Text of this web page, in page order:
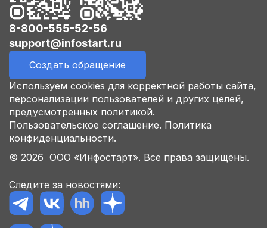
8-800-555-52-56
support@infostart.ru
Создать обращение
Используем cookies для корректной работы сайта,
персонализации пользователей и других целей,
предусмотренных политикой.
Пользовательское соглашение. Политика
конфиденциальности.
© 2026 ООО «Инфостарт». Все права защищены.
Следите за новостями: